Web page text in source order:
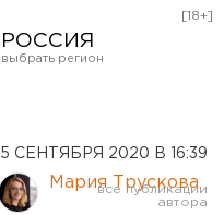
РОССИЯ
Курган
Оренбург
[18+]
15 СЕНТЯБРЯ 2020 В 16:39
Мария Трускова